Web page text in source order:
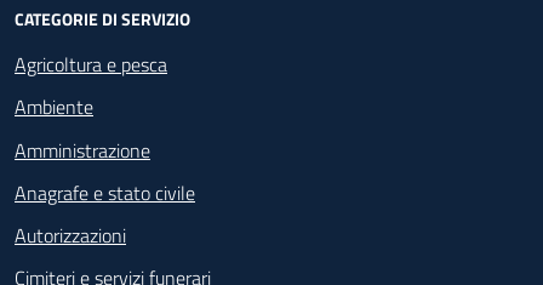
CATEGORIE DI SERVIZIO
Agricoltura e pesca
Ambiente
Amministrazione
Anagrafe e stato civile
Autorizzazioni
Cimiteri e servizi funerari